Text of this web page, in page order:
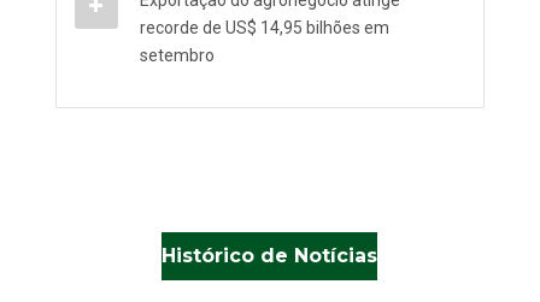
recorde de US$ 14,95 bilhões em
setembro
Histórico de Notícias